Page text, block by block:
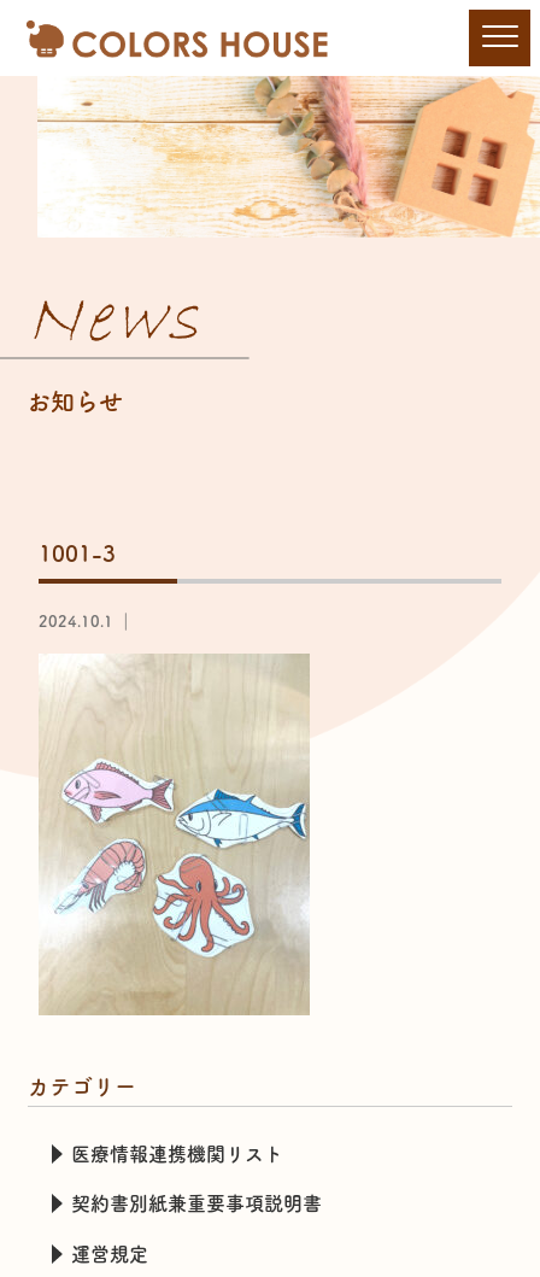
News
お知らせ
1001-3
2024.10.1 ｜
カテゴリー
医療情報連携機関リスト
契約書別紙兼重要事項説明書
運営規定